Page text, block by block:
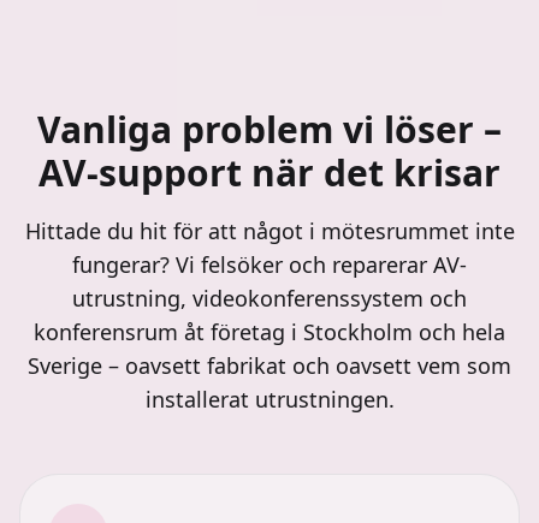
Vanliga problem vi löser –
AV-support när det krisar
Hittade du hit för att något i mötesrummet inte
fungerar? Vi felsöker och reparerar AV-
utrustning, videokonferenssystem och
konferensrum åt företag i Stockholm och hela
Sverige – oavsett fabrikat och oavsett vem som
installerat utrustningen.